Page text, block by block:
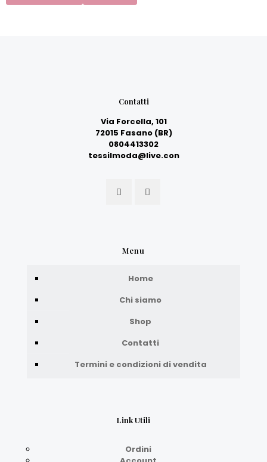
Contatti
Via Forcella, 101
72015 Fasano (BR)
0804413302
tessilmoda@live.con
Menu
Home
Chi siamo
Shop
Contatti
Termini e condizioni di vendita
Link Utili
Ordini